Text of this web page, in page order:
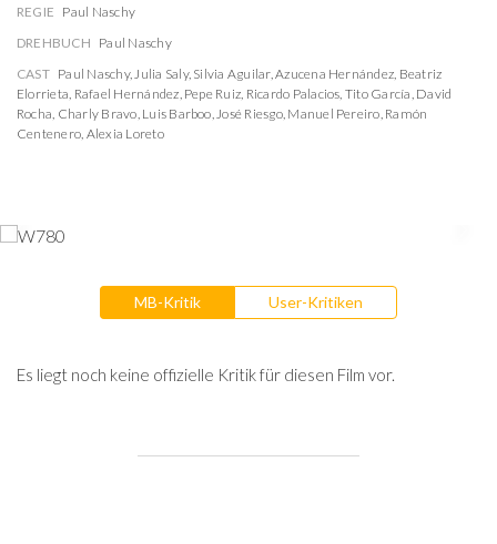
REGIE Paul Naschy
DREHBUCH Paul Naschy
CAST Paul Naschy,Julia Saly, Silvia Aguilar,Azucena Hernández, Beatriz
Elorrieta, Rafael Hernández, Pepe Ruiz, Ricardo Palacios, Tito García, David
Rocha, Charly Bravo, Luis Barboo,José Riesgo, Manuel Pereiro, Ramón
Centenero, Alexia Loreto
MB-Kritik User-Kritiken
Es liegt noch keine offizielle Kritik für diesen Film vor.